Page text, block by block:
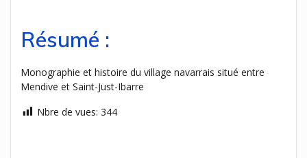
Résumé :
Monographie et histoire du village navarrais situé entre
Mendive et Saint-Just-Ibarre
Nbre de vues: 344